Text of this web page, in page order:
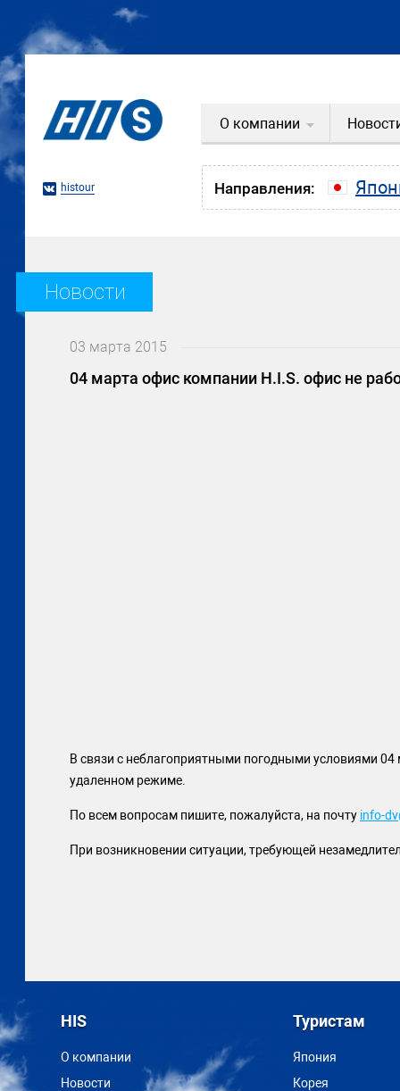
О компании
histour Направления:
Новости
03 марта 2015
04 марта офис компании H.I.S. офис не
В связи с неблагоприятными погодными условиями
удаленном режиме.
По всем вопросам пишите, пожалуйста, на почту info-
При возникновении ситуации, требующей
HIS
О компании
Новости
Туристам
Япония
Корея